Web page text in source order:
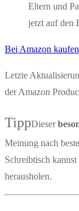
Eltern und
jetzt auf den
Bei Amazon kaufen
Letzte
der Amazon
TippDieser
Meinung nach
Schreibtisch
herausholen.